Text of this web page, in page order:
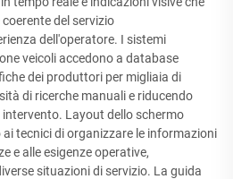
del servizio
dell'operatore. I sistemi
veicoli accedono a database
dei produttori per migliaia di
di ricerche manuali e riducendo
Layout dello schermo
tecnici di organizzare le informazioni
e alle esigenze operative,
situazioni di servizio. La guida